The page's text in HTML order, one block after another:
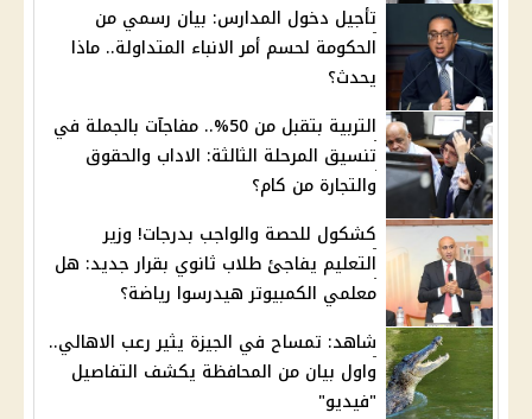
تأجيل دخول المدارس: بيان رسمي من
الحكومة لحسم أمر الانباء المتداولة.. ماذا
يحدث؟
التربية بتقبل من 50%.. مفاجآت بالجملة في
تنسيق المرحلة الثالثة: الاداب والحقوق
والتجارة من كام؟
كشكول للحصة والواجب بدرجات! وزير
التعليم يفاجئ طلاب ثانوي بقرار جديد: هل
معلمي الكمبيوتر هيدرسوا رياضة؟
شاهد: تمساح في الجيزة يثير رعب الاهالي..
واول بيان من المحافظة يكشف التفاصيل
"فيديو"